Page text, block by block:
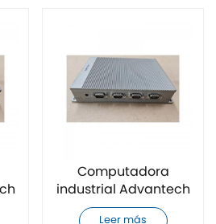
Computadora
industrial Advantech
UNO-2372G-J121BE
Leer más